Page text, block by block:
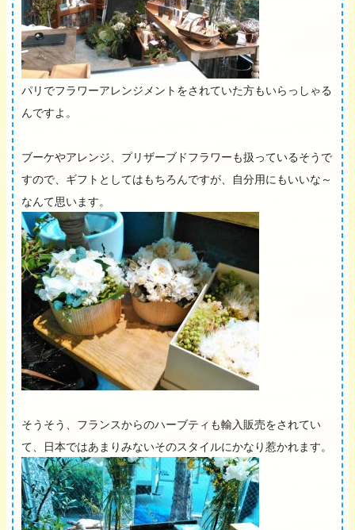
パリでフラワーアレンジメントをされていた方もいらっしゃる
んですよ。
ブーケやアレンジ、プリザーブドフラワーも扱っているそうで
すので、ギフトとしてはもちろんですが、自分用にもいいな～
なんて思います。
そうそう、フランスからのハーブティも輸入販売をされてい
て、日本ではあまりみないそのスタイルにかなり惹かれます。